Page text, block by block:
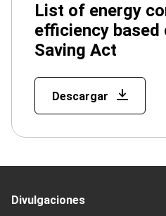
List of energy
efficiency based
Saving Act
Descargar
Divulgaciones